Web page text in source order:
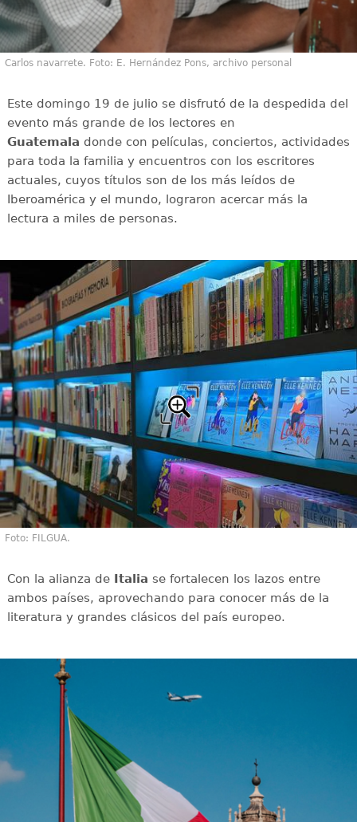
Carlos navarrete. Foto: E. Hernández Pons, archivo personal
Este domingo 19 de julio se disfrutó de la despedida del
evento más grande de los lectores en
Guatemala donde con películas, conciertos, actividades
para toda la familia y encuentros con los escritores
actuales, cuyos títulos son de los más leídos de
Iberoamérica y el mundo, lograron acercar más la
lectura a miles de personas.
Foto: FILGUA.
Con la alianza deItalia se fortalecen los lazos entre
ambos países, aprovechando para conocer más de la
literatura y grandes clásicos del país europeo.